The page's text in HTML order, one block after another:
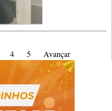
4 5 Avançar